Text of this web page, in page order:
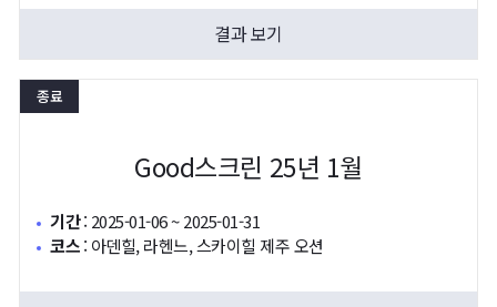
결과 보기
종료
Good스크린 25년 1월
기간: 2025-01-06 ~ 2025-01-31
코스: 아덴힐, 라헨느, 스카이힐 제주 오션